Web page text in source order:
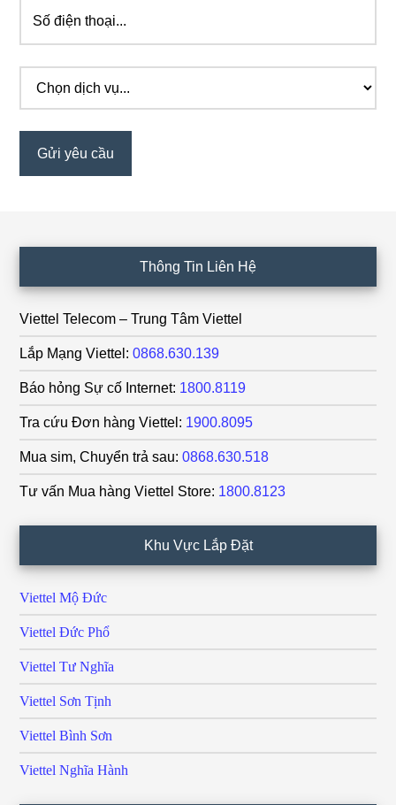
Thông Tin Liên Hệ
Viettel Telecom – Trung Tâm Viettel
Lắp Mạng Viettel: 0868.630.139
Báo hỏng Sự cố Internet: 1800.8119
Tra cứu Đơn hàng Viettel: 1900.8095
Mua sim, Chuyển trả sau: 0868.630.518
Tư vấn Mua hàng Viettel Store: 1800.8123
Khu Vực Lắp Đặt
Viettel Mộ Đức
Viettel Đức Phổ
Viettel Tư Nghĩa
Viettel Sơn Tịnh
Viettel Bình Sơn
Viettel Nghĩa Hành